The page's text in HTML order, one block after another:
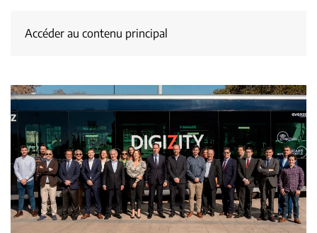
Accéder au contenu principal